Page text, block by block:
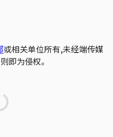
或相关单位所有,未经端传媒
即为侵权。